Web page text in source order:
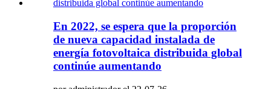
En 2022, se espera que la proporción
de nueva capacidad instalada de
energía fotovoltaica distribuida global
continúe aumentando